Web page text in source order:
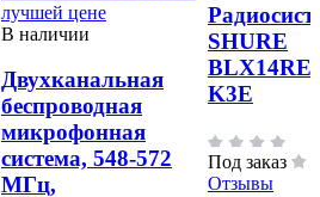
В наличии
Двухканальная
беспроводная
микрофонная
система, 548-572
МГц,
SHURE
K3E
Под заказ
Отзывы